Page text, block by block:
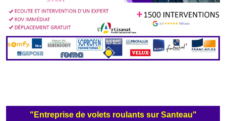
"Entreprise de volets roulants sur Santeau"